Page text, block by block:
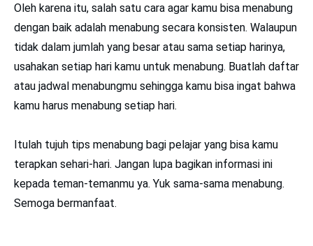
Oleh karena itu, salah satu cara agar kamu bisa menabung
dengan baik adalah menabung secara konsisten. Walaupun
tidak dalam jumlah yang besar atau sama setiap harinya,
usahakan setiap hari kamu untuk menabung. Buatlah daftar
atau jadwal menabungmu sehingga kamu bisa ingat bahwa
kamu harus menabung setiap hari.
Itulah tujuh tips menabung bagi pelajar yang bisa kamu
terapkan sehari-hari. Jangan lupa bagikan informasi ini
kepada teman-temanmu ya. Yuk sama-sama menabung.
Semoga bermanfaat.